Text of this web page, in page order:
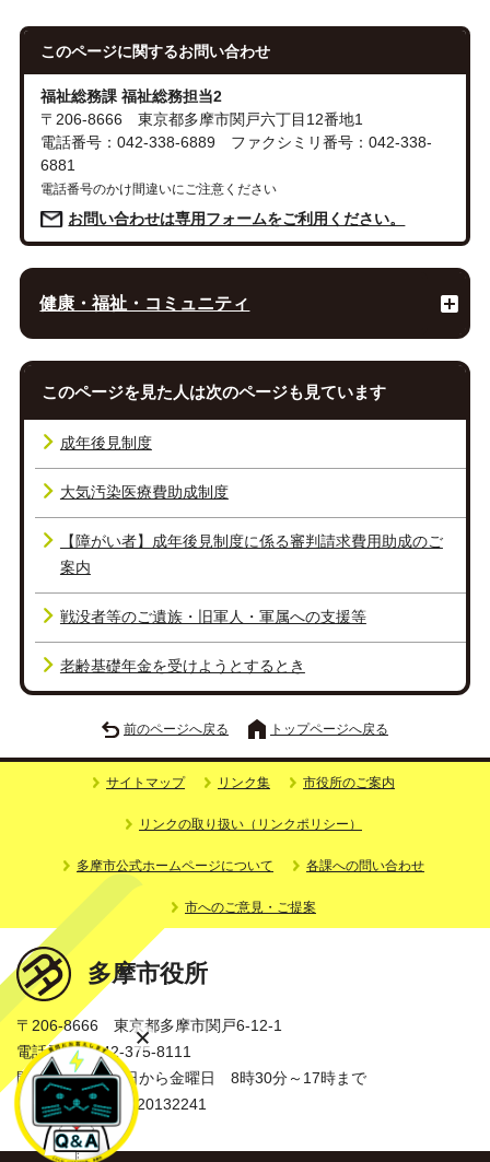
このページに関するお問い合わせ
福祉総務課 福祉総務担当2
〒206-8666 東京都多摩市関戸六丁目12番地1
電話番号：042-338-6889 ファクシミリ番号：042-338-
6881
電話番号のかけ間違いにご注意ください
お問い合わせは専用フォームをご利用ください。
健康・福祉・コミュニティ
このページを見た人は次のページも見ています
成年後見制度
大気汚染医療費助成制度
【障がい者】成年後見制度に係る審判請求費用助成のご
案内
戦没者等のご遺族・旧軍人・軍属への支援等
老齢基礎年金を受けようとするとき
前のページへ戻る トップページへ戻る
サイトマップ リンク集 市役所のご案内
リンクの取り扱い（リンクポリシー）
多摩市公式ホームページについて 各課への問い合わせ
市へのご意見・ご提案
多摩市役所
〒206-8666 東京都多摩市関戸6-12-1
電話番号：042-375-8111
開庁時間：月曜日から金曜日 8時30分～17時まで
法人番号：3000020132241